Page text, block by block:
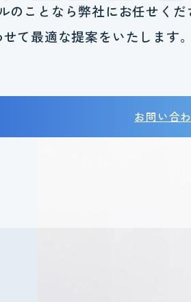
のことなら弊社にお任せくだ
せて最適な提案をいたします
お問い合